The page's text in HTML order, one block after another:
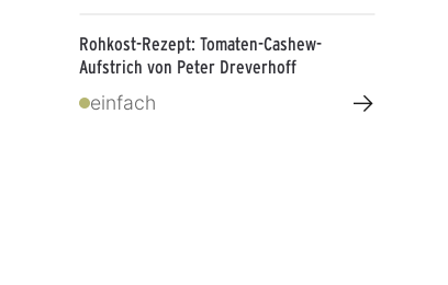
Rohkost-Rezept: Tomaten-Cashew-
Aufstrich von Peter Dreverhoff
einfach →